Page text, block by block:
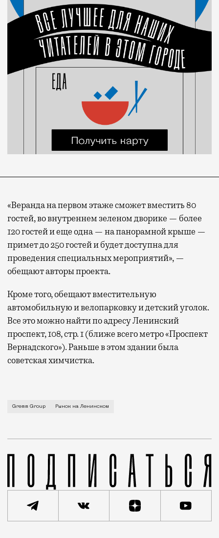
«Веранда на первом этаже сможет вместить 80
гостей, во внутреннем зеленом дворике — более
120 гостей и еще одна — на панорамной крыше —
примет до 250 гостей и будет доступна для
проведения специальных мероприятий», —
обещают авторы проекта.
Кроме того, обещают вместительную
автомобильную и велопарковку и детский уголок.
Все это можно найти по адресу Ленинский
проспект, 108, стр. 1 (ближе всего метро «Проспект
Вернадского»). Раньше в этом здании была
советская химчистка.
Рабочее название этого гастрономического
Gremm Group Рынок на Ленинском